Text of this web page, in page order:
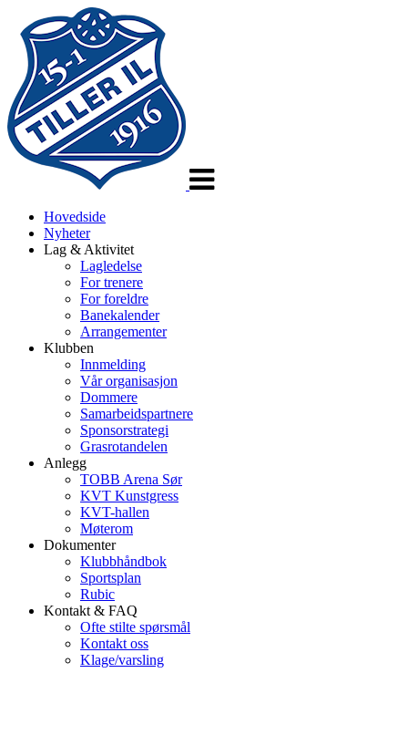
Hovedside
Nyheter
Lag & Aktivitet
Lagledelse
For trenere
For foreldre
Banekalender
Arrangementer
Klubben
Innmelding
Vår organisasjon
Dommere
Samarbeidspartnere
Sponsorstrategi
Grasrotandelen
Anlegg
TOBB Arena Sør
KVT Kunstgress
KVT-hallen
Møterom
Dokumenter
Klubbhåndbok
Sportsplan
Rubic
Kontakt & FAQ
Ofte stilte spørsmål
Kontakt oss
Klage/varsling